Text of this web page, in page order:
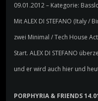
09.01.2012 – Kategorie:
Mit ALEX DI STEFANO (Italy /
zwei Minimal / Tech House
Start. ALEX DI STEFANO
und er wird auch hier und
PORPHYRIA & FRIENDS